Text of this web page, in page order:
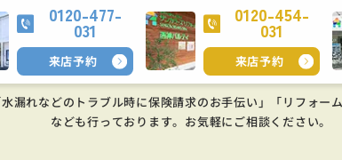
0120-477-
031
来店予約
0120-454-
031
来店予約
漏れなどのトラブル時に保険請求のお手伝い」「リフォー
なども行っております。 お気軽にご相談ください。